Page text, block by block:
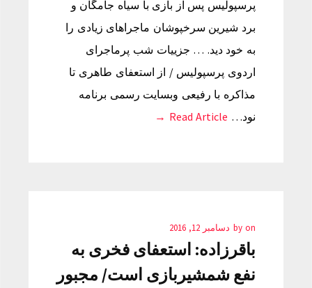
پرسپولیس پس از بازی با سیاه جامگان و
برد شیرین سرخپوشان ماجراهای زیادی را
به خود دید. … جزییات شب پرماجرای
اردوی پرسپولیس / از استعفای طاهری تا
مذاکره با رفیعی وبسایت رسمی برنامه
نود… Read Article →
by on دسامبر 12, 2016
باقرزاده: استعفای فخری به
نفع شمشیربازی است/ مجبور